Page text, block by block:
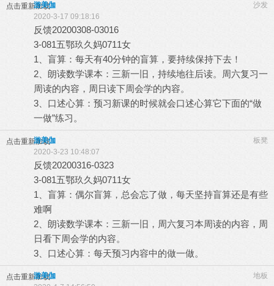
点击重新加载 沙发
游美伽
2020-3-17 09:18:16
反馈20200308-03016
3-081五鄂玖久妈0711女
1、盲算：每天有40分钟的盲算，要持续保持下去！
2、朗读数学课本：三新一旧，持续地往后读。周六复习一
周读的内容，周日读下周会学的内容。
3、口述心算：预习新课的时候就会口述心算它下面的“做
一做”练习。
点击重新加载 板凳
游美伽
2020-3-23 10:48:07
反馈20200316-0323
3-081五鄂玖久妈0711女
1、盲算：偶尔盲算，总会忘了做，每天坚持盲算还是有些
难啊
2、朗读数学课本：三新一旧，周六复习本周读的内容，周
日看下周会学的内容。
3、口述心算：每天预习内容中的做一做。
点击重新加载 地板
游美伽